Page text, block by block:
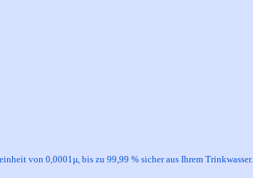
von 0,0001µ, bis zu 99,99 % sicher aus Ihrem Trinkwasser.